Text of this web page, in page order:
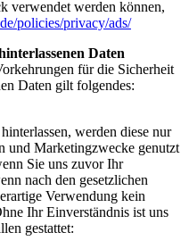
verwendet werden können,
policies/privacy/ads/
Daten
für die Sicherheit
Daten gilt folgendes:
werden diese nur
und Marketingzwecke genutzt
Sie uns zuvor Ihr
nach den gesetzlichen
Verwendung kein
Ihr Einverständnis ist uns
gestattet: